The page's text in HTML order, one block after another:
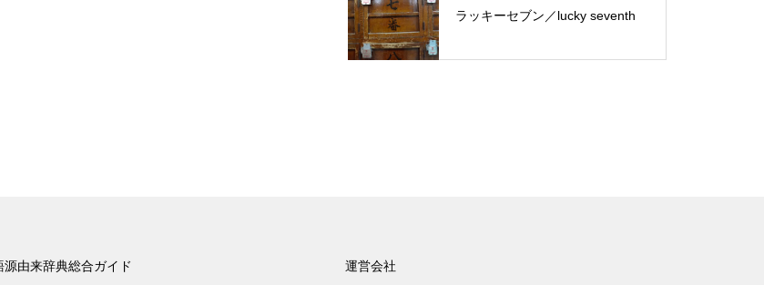
ラッキーセブン／lucky seventh
源由来辞典総合ガイド 運営会社